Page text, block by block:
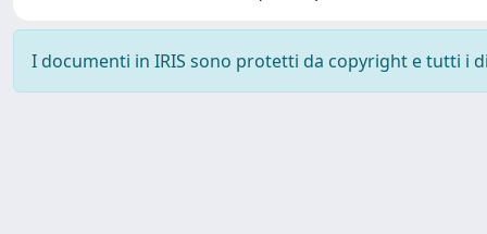
I documenti in IRIS sono protetti da copyright e tutti i